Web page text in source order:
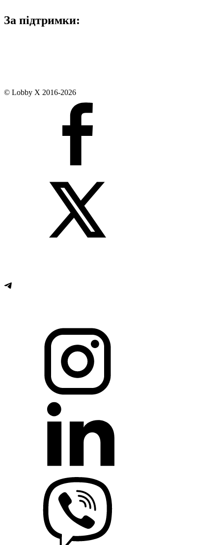
За підтримки:
© Lobby X 2016-2026